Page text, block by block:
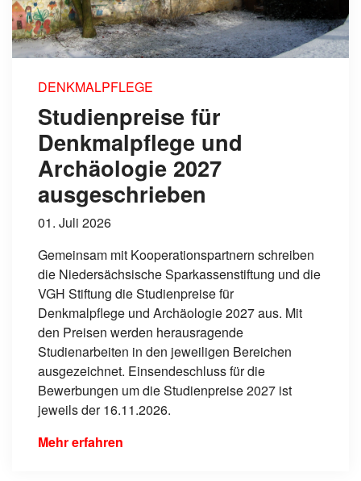
DENKMALPFLEGE
Studienpreise für
Denkmalpflege und
Archäologie 2027
ausgeschrieben
01. Juli 2026
Gemeinsam mit Kooperationspartnern schreiben
die Niedersächsische Sparkassenstiftung und die
VGH Stiftung die Studienpreise für
Denkmalpflege und Archäologie 2027 aus. Mit
den Preisen werden herausragende
Studienarbeiten in den jeweiligen Bereichen
ausgezeichnet. Einsendeschluss für die
Bewerbungen um die Studienpreise 2027 ist
jeweils der 16.11.2026.
Mehr erfahren